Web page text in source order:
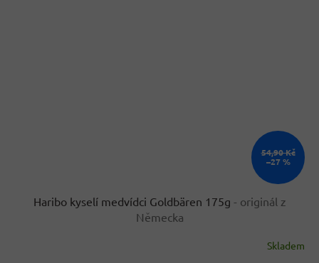
54,90 Kč
–27 %
Haribo kyselí medvídci Goldbären 175g - originál z
Německa
Skladem